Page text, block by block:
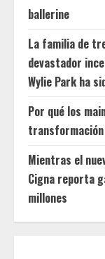
ballerine
La familia de
devastador
Wylie Park ha
Por qué los
Mientras el
Cigna reporta
millones